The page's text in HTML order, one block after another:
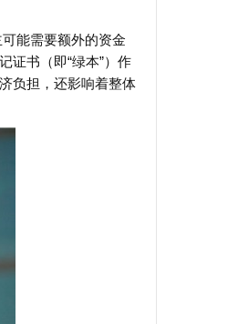
能需要额外的资金
证书（即“绿本”）作
负担，还影响着整体